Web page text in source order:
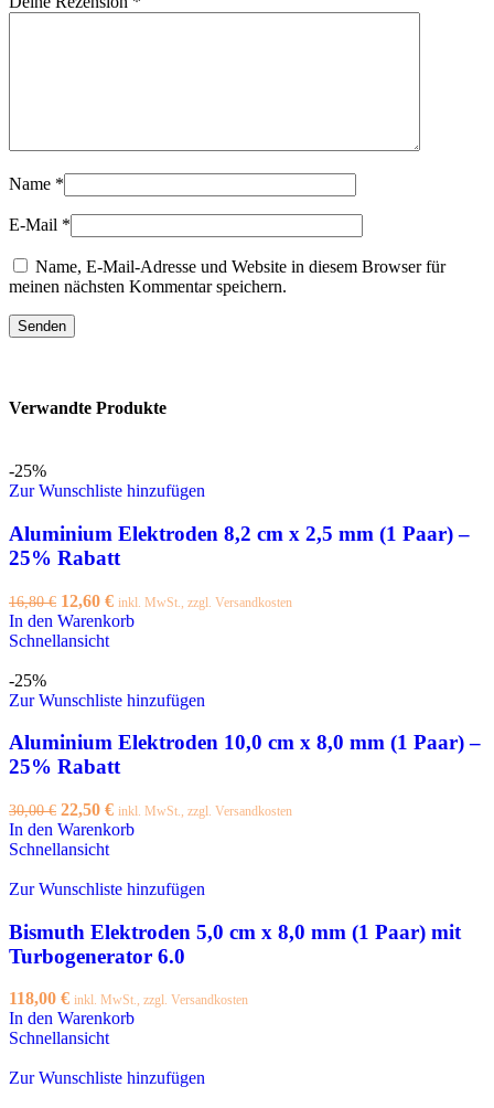
Name *
E-Mail *
Name, E-Mail-Adresse und Website in diesem Browser für
meinen nächsten Kommentar speichern.
Verwandte Produkte
-25%
Zur Wunschliste hinzufügen
Aluminium Elektroden 8,2 cm x 2,5 mm (1 Paar) –
25% Rabatt
16,80€ 12,60 € inkl. MwSt., zzgl. Versandkosten
In den Warenkorb
Schnellansicht
-25%
Zur Wunschliste hinzufügen
Aluminium Elektroden 10,0 cm x 8,0 mm (1 Paar) –
25% Rabatt
30,00€ 22,50 € inkl. MwSt., zzgl. Versandkosten
In den Warenkorb
Schnellansicht
Zur Wunschliste hinzufügen
Bismuth Elektroden 5,0 cm x 8,0 mm (1 Paar) mit
Turbogenerator 6.0
118,00 € inkl. MwSt., zzgl. Versandkosten
In den Warenkorb
Schnellansicht
Zur Wunschliste hinzufügen